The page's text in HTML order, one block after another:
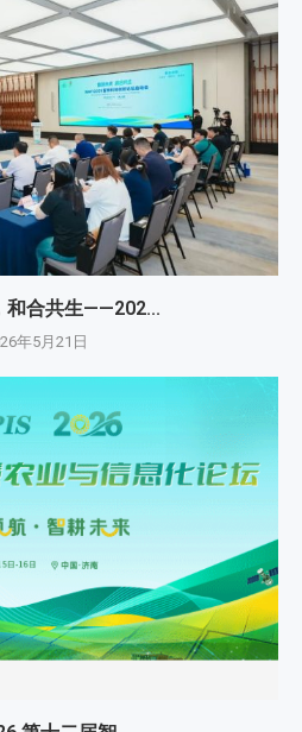
和合共生——202...
年5月21日